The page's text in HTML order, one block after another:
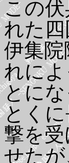
この
れた
伊集
れに
とに
とく
撃を
せた